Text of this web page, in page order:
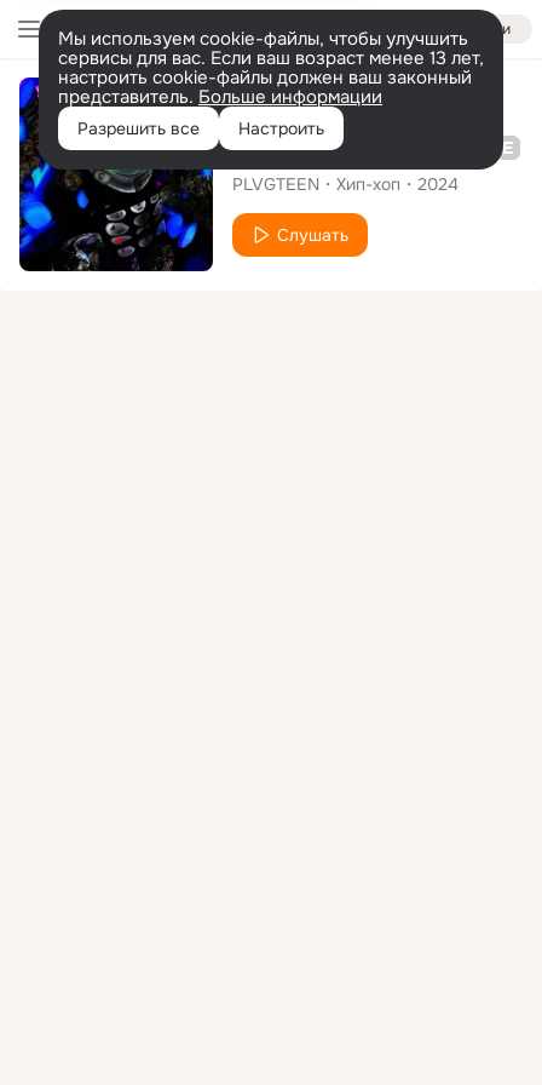
Войти
Мы используем cookie-файлы, чтобы улучшить
сервисы для вас. Если ваш возраст менее 13 лет,
настроить cookie-файлы должен ваш законный
представитель. Больше информации
Разрешить все Настроить
Альбом
PLVGTEEN Хип-хоп 2024
Слушать